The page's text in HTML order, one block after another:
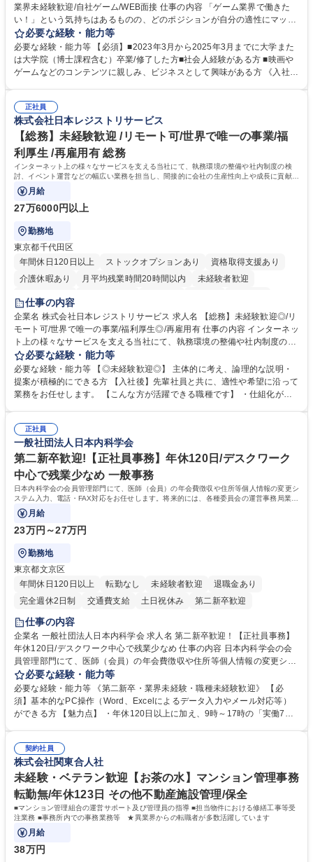
食事補助あり
業界未経験歓迎/自社ゲーム/WEB面接 仕事の内容 「ゲーム業界で働きた
い！」という気持ちはあるものの、どのポジションが自分の適性にマッチ
しているか悩んでいる方が対象となります！ 総合職（プランナー/データ
アナリストなど）、技術職（開発エンジニ ア/インフラエンジニアな
ど）、デザイン職（デザイナー/イラストレ ーターなど）等から、面接で
ご希望と適正にマッチしたポジションをご案内いたします。ゲームやエン
のご応募をお待ちしております。 募集職種 【第二新卒オープンポジショ
ン】業界未経験歓迎/自社ゲーム/WEB面接
必要な経験・能力等
必要な経験・能力等 【必須】■2023年3月から2025年3月までに大学また
は大学院（博士課程含む）卒業/修了した方■社会人経験がある方 ■映画や
ゲームなどのコンテンツに親しみ、ビジネスとして興味がある方 《入社実
正社員
株式会社日本レジストリサービス
【総務】未経験歓迎 /リモート可/世界で唯一の事業/福
利厚生 /再雇用有 総務
インターネット上の様々なサービスを支える当社にて、執務環境の整備や社内制度の検
討、イベント運営などの幅広い業務を担当し、間接的に会社の生産性向上や成長に貢献し
ている部署です。
月給
27万6000円以上
勤務地
東京都千代田区
年間休日120日以上
ストックオプションあり
資格取得支援あり
介護休暇あり
月平均残業時間20時間以内
未経験者歓迎
住宅手当あり
完全週休2日制
交通費支給 駅近5分以内 土日祝休み 服装自由
仕事の内容
企業名 株式会社日本レジストリサービス 求人名 【総務】未経験歓迎◎/リ
モート可/世界で唯一の事業/福利厚生◎/再雇用有 仕事の内容 インターネッ
ト上の様々なサービスを支える当社にて、執務環境の整備や社内制度の検
討、イベント運営などの幅広い業務を担当し、間接的に会社の生産性向上
や成長に貢献している部署です。 会社の全メンバーが安心して長く成果を
発揮できる環境を整えるために、毎日のメンテナンスや維持管理に加え、
新たな施策検討を積極的に行っていただき、会社全体を巻き込み課題解決
幅広い業務の体得が可能で、多様なキャリアパスを描くことも可能です。
募集職種 【総務】未経験歓迎◎/リモート可/世界で唯一の事業/福利厚生◎/
再雇用有
必要な経験・能力等
必要な経験・能力等 【◎未経験歓迎◎】 主体的に考え、論理的な説明・
提案が積極的にできる方 【入社後】先輩社員と共に、適性や希望に沿って
業務をお任せします。 【こんな方が活躍できる職種です】 ・仕組化が好
対処できる・新しいことに興味関心がある 【魅力】■自己啓発支援：資格
取得や通信教育など費用の80%（年間25万円まで）を補助 ■住宅手当：家
賃の50%（月額7万円まで）を補助 学歴・資格 学歴：大学院 大学 語学
力： 資格：
正社員
一般社団法人日本内科学会
第二新卒歓迎!【正社員事務】年休120日/デスクワーク
中心で残業少なめ 一般事務
日本内科学会の会員管理部門にて、医師（会員）の年会費徴収や住所等個人情報の変更シ
ステム入力、電話・FAX対応をお任せします。将来的には、各種委員会の運営事務局業務
などにも幅広く携わっていただきます。
月給
23万円～27万円
勤務地
東京都文京区
年間休日120日以上
転勤なし 未経験者歓迎
退職金あり
完全週休2日制
交通費支給 土日祝休み 第二新卒歓迎
仕事の内容
企業名 一般社団法人日本内科学会 求人名 第二新卒歓迎！【正社員事務】
年休120日/デスクワーク中心で残業少なめ 仕事の内容 日本内科学会の会
員管理部門にて、医師（会員）の年会費徴収や住所等個人情報の変更シス
テム入力、電話・FAX対応をお任せします。将来的には、各種委員会の運
営事務局業務などにも幅広く携わっていただきます。 【会員管理・データ
入力業務】 ・医師（会員）の住所変更、個人情報のシステム登録・更新
・年会費の徴収管理や入金データの照合確認 【問い合わせ対応】 ・会員
年休120日/デスクワーク中心で残業少なめ
必要な経験・能力等
必要な経験・能力等 《第二新卒・業界未経験・職種未経験歓迎》 【必
須】基本的なPC操作（Word、Excelによるデータ入力やメール対応等）
ができる方 【魅力点】 ・年休120日以上に加え、9時～17時の「実働7時
整、資料作成、当日の運営サポート 学歴・資格 学歴：大学院 大学 語学
力： 資格：
契約社員
株式会社関東合人社
未経験・ベテラン歓迎【お茶の水】マンション管理事務
転勤無/年休123日 その他不動産施設管理/保全
■マンション管理組合の運営サポート及び管理員の指導 ■担当物件における修繕工事等受
注業務 ■事務所内での事務業務等 ★異業界からの転職者が多数活躍しています
月給
38万円